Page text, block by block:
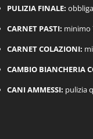
PULIZIA FINALE:
CARNET PASTI: minimo
CARNET COLAZIONI:
CAMBIO BIANCHERIA
CANI AMMESSI: pulizia